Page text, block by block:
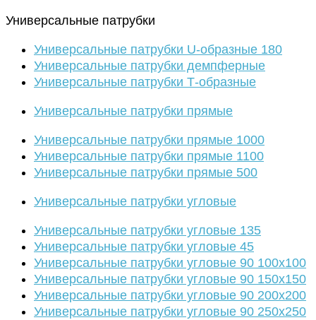
Универсальные патрубки
Универсальные патрубки U-образные 180
Универсальные патрубки демпферные
Универсальные патрубки Т-образные
Универсальные патрубки прямые
Универсальные патрубки прямые 1000
Универсальные патрубки прямые 1100
Универсальные патрубки прямые 500
Универсальные патрубки угловые
Универсальные патрубки угловые 135
Универсальные патрубки угловые 45
Универсальные патрубки угловые 90 100х100
Универсальные патрубки угловые 90 150х150
Универсальные патрубки угловые 90 200х200
Универсальные патрубки угловые 90 250х250